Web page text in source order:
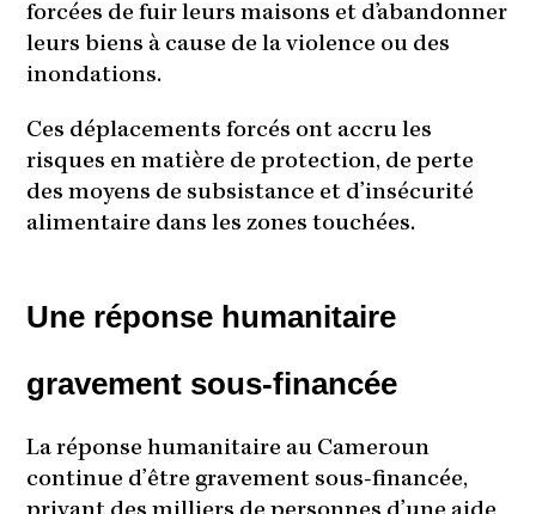
forcées de fuir leurs maisons et d’abandonner
leurs biens à cause de la violence ou des
inondations.
Ces déplacements forcés ont accru les
risques en matière de protection, de perte
des moyens de subsistance et d’insécurité
alimentaire dans les zones touchées.
Une réponse humanitaire
gravement sous-financée
La réponse humanitaire au Cameroun
continue d’être gravement sous-financée,